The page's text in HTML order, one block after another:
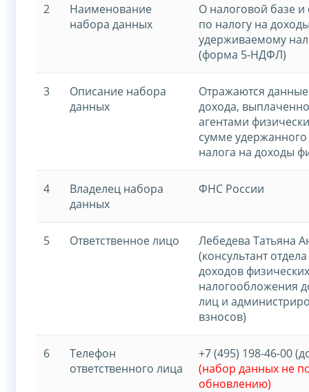
2
Наименование
набора данных
О налоговой базе и
по налогу на
удерживаемому
(форма 5-НДФЛ)
3
Описание набора
данных
Отражаются
дохода,
агентами
сумме
налога на доходы
4
Владелец набора
данных
ФНС России
5 Ответственное лицо
Лебедева Татьяна
(консультант
доходов
налогообложения
лиц и
взносов)
6
Телефон
ответственного лица
+7 (495) 198-46-00
(набор данных не
обновлению)